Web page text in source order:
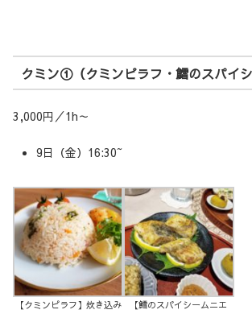
クミン①（クミンピラフ・鱈のスパイシ
3,000円／1h～
9日（金）16:30~
【クミンピラフ】炊き込み 【鱈のスパイシームニエ